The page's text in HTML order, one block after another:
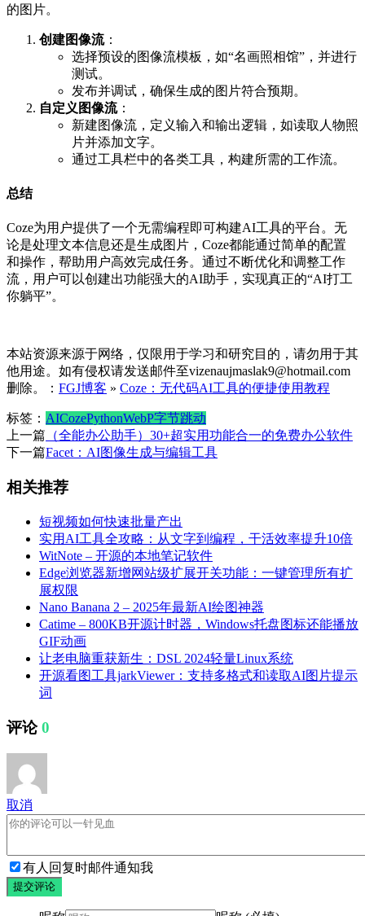
的图片。
创建图像流：
选择预设的图像流模板，如“名画照相馆”，并进行
测试。
发布并调试，确保生成的图片符合预期。
自定义图像流：
新建图像流，定义输入和输出逻辑，如读取人物照
片并添加文字。
通过工具栏中的各类工具，构建所需的工作流。
总结
Coze为用户提供了一个无需编程即可构建AI工具的平台。无
论是处理文本信息还是生成图片，Coze都能通过简单的配置
和操作，帮助用户高效完成任务。通过不断优化和调整工作
流，用户可以创建出功能强大的AI助手，实现真正的“AI打工
你躺平”。
本站资源来源于网络，仅限用于学习和研究目的，请勿用于其
他用途。如有侵权请发送邮件至vizenaujmaslak9@hotmail.com
删除。： FGJ博客 » Coze：无代码AI工具的便捷使用教程
标签： AICozePythonWebP字节跳动
上一篇 （全能办公助手）30+超实用功能合一的免费办公软件
下一篇Facet：AI图像生成与编辑工具
相关推荐
短视频如何快速批量产出
实用AI工具全攻略：从文字到编程，干活效率提升10倍
WitNote – 开源的本地笔记软件
Edge浏览器新增网站级扩展开关功能：一键管理所有扩
展权限
Nano Banana 2 – 2025年最新AI绘图神器
Catime – 800KB开源计时器，Windows托盘图标还能播放
GIF动画
让老电脑重获新生：DSL 2024轻量Linux系统
开源看图工具jarkViewer：支持多格式和读取AI图片提示
词
评论0
取消
有人回复时邮件通知我
提交评论